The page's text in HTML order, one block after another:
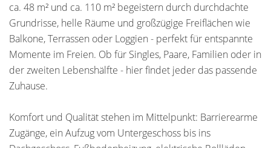
ca. 48 m² und ca. 110 m² begeistern durch durchdachte
Grundrisse, helle Räume und großzügige Freiflächen wie
Balkone, Terrassen oder Loggien - perfekt für entspannte
Momente im Freien. Ob für Singles, Paare, Familien oder in
der zweiten Lebenshälfte - hier findet jeder das passende
Zuhause.
Komfort und Qualität stehen im Mittelpunkt: Barrierearme
Zugänge, ein Aufzug vom Untergeschoss bis ins